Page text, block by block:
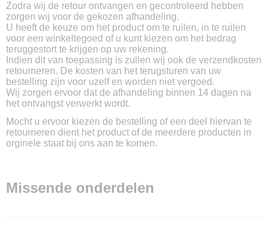
Zodra wij de retour ontvangen en gecontroleerd hebben
zorgen wij voor de gekozen afhandeling.
U heeft de keuze om het product om te ruilen, in te ruilen
voor een winkeltegoed of u kunt kiezen om het bedrag
teruggestort te krijgen op uw rekening.
Indien dit van toepassing is zullen wij ook de verzendkosten
retourneren. De kosten van het terugsturen van uw
bestelling zijn voor uzelf en worden niet vergoed.
Wij zorgen ervoor dat de afhandeling binnen 14 dagen na
het ontvangst verwerkt wordt.
Mocht u ervoor kiezen de bestelling of een deel hiervan te
retourneren dient het product of de meerdere producten in
orginele staat bij ons aan te komen.
Missende onderdelen